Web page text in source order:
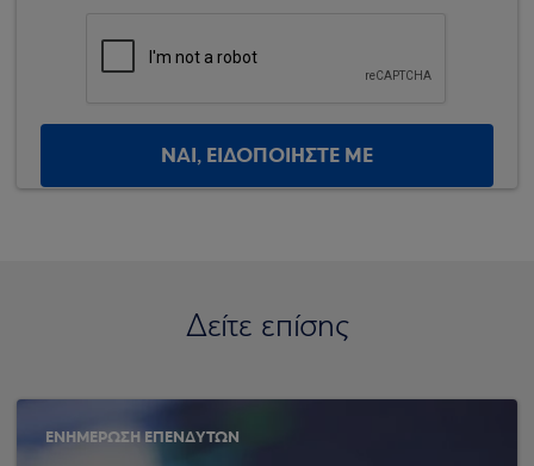
ΝΑΙ, ΕΙΔΟΠΟΙΗΣΤΕ ΜΕ
Δείτε επίσης
ΕΝΗΜΕΡΩΣΗ ΕΠΕΝΔΥΤΩΝ